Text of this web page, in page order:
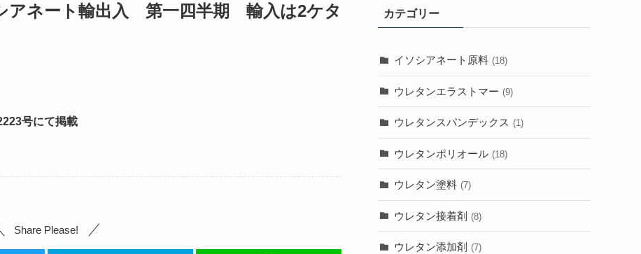
アネート輸出入 第一四半期 輸入は2ケタ
号にて掲載
Share Please!
カテゴリー
イソシアネート原料 (18)
ウレタンエラストマー (9)
ウレタンスパンデックス (1)
ウレタンポリオール (18)
ウレタン塗料 (7)
ウレタン接着剤 (8)
ウレタン添加剤 (7)